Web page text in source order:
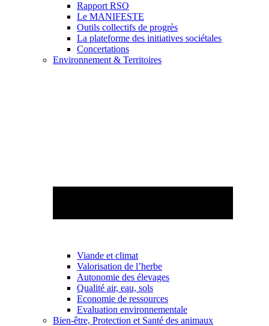
Rapport RSO
Le MANIFESTE
Outils collectifs de progrès
La plateforme des initiatives sociétales
Concertations
Environnement & Territoires
Viande et climat
Valorisation de l’herbe
Autonomie des élevages
Qualité air, eau, sols
Economie de ressources
Evaluation environnementale
Bien-être, Protection et Santé des animaux